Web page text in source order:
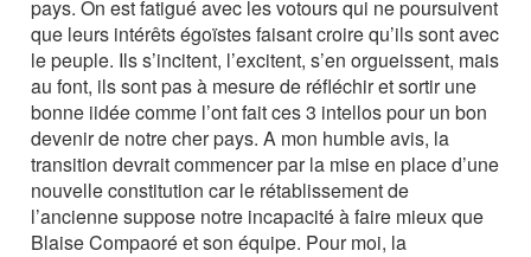
pays. On est fatigué avec les votours qui ne poursuivent
que leurs intérêts égoïstes faisant croire qu’ils sont avec
le peuple. Ils s’incitent, l’excitent, s’en orgueissent, mais
au font, ils sont pas à mesure de réfléchir et sortir une
bonne iidée comme l’ont fait ces 3 intellos pour un bon
devenir de notre cher pays. A mon humble avis, la
transition devrait commencer par la mise en place d’une
nouvelle constitution car le rétablissement de
l’ancienne suppose notre incapacité à faire mieux que
Blaise Compaoré et son équipe. Pour moi, la